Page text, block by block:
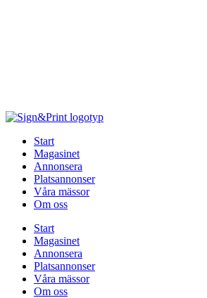
Start
Magasinet
Annonsera
Platsannonser
Våra mässor
Om oss
Start
Magasinet
Annonsera
Platsannonser
Våra mässor
Om oss